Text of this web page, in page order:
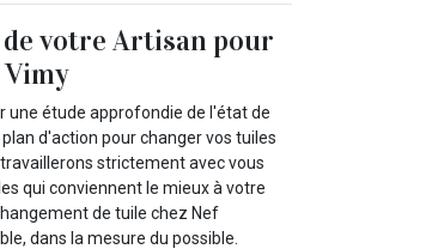
votre Artisan pour
une étude approfondie de l'état de
d'action pour changer vos tuiles
strictement avec vous
qui conviennent le mieux à votre
de tuile chez Nef
dans la mesure du possible.